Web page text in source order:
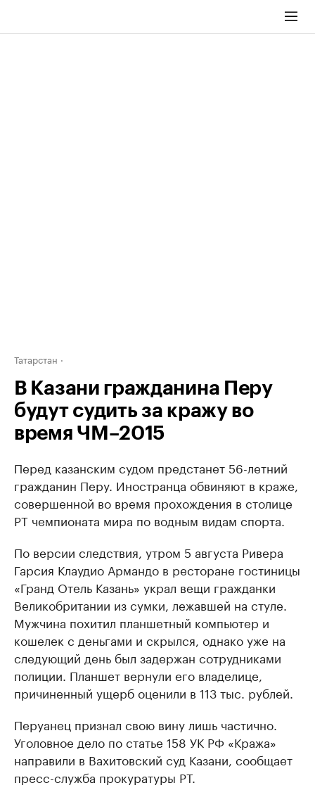
Татарстан
В Казани гражданина Перу
будут судить за кражу во
время ЧМ–2015
Перед казанским судом предстанет 56-летний
гражданин Перу. Иностранца обвиняют в краже,
совершенной во время прохождения в столице
РТ чемпионата мира по водным видам спорта.
По версии следствия, утром 5 августа Ривера
Гарсия Клаудио Армандо в ресторане гостиницы
«Гранд Отель Казань» украл вещи гражданки
Великобритании из сумки, лежавшей на стуле.
Мужчина похитил планшетный компьютер и
кошелек с деньгами и скрылся, однако уже на
следующий день был задержан сотрудниками
полиции. Планшет вернули его владелице,
причиненный ущерб оценили в 113 тыс. рублей.
Перуанец признал свою вину лишь частично.
Уголовное дело по статье 158 УК РФ «Кража»
направили в Вахитовский суд Казани, сообщает
пресс-служба прокуратуры РТ.